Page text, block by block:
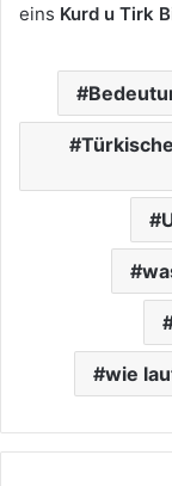
eins Kurd u Tirk
wie